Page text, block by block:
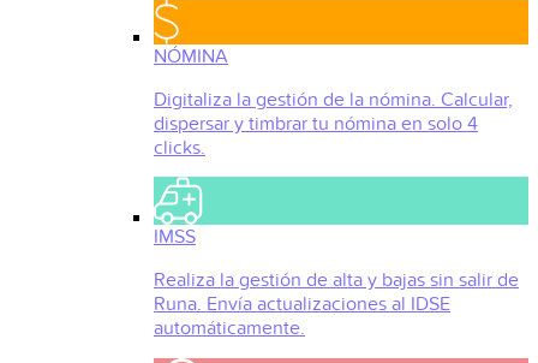
NÓMINA
Digitaliza la gestión de la nómina. Calcular,
dispersar y timbrar tu nómina en solo 4
clicks.
IMSS
Realiza la gestión de alta y bajas sin salir de
Runa. Envía actualizaciones al IDSE
automáticamente.